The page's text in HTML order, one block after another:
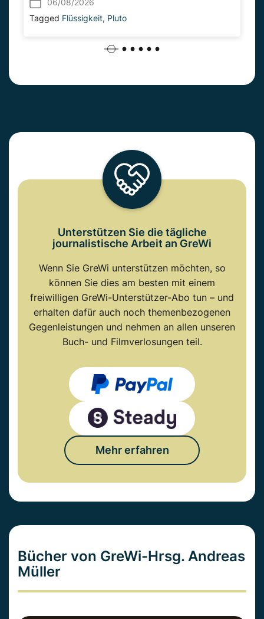
06/08/2026
Tagged Flüssigkeit, Pluto
Unterstützen Sie die tägliche
journalistische Arbeit an GreWi
Wenn Sie GreWi unterstützen möchten, so
können Sie dies am besten mit einem
freiwilligen GreWi-Unterstützer-Abo tun – und
erhalten dafür auch noch themenbezogenen
Gegenleistungen und nehmen an allen unseren
Buch- und Filmverlosungen teil.
Mehr erfahren
Bücher von GreWi-Hrsg. Andreas
Müller